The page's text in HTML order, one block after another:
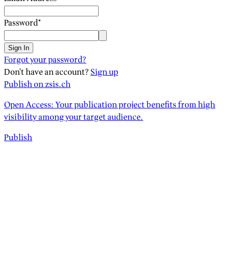
Password*
Sign In
Forgot your password?
Don't have an account?Sign up
Publish on zsis.ch
Open Access: Your publication project benefits from high
visibility among your target audience.
Publish